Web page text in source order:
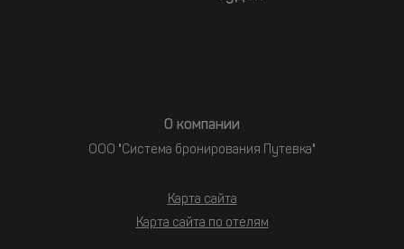
О компании
ООО "Система бронирования Путевка"
Карта сайта
Карта сайта по отелям